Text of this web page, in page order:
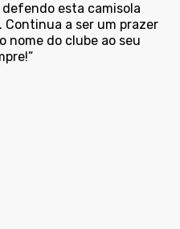
defendo esta camisola
Continua a ser um prazer
nome do clube ao seu